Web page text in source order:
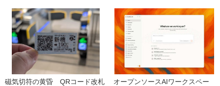
磁気切符の黄昏　QRコード改札 オープンソースAIワークスペー